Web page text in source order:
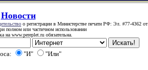
Новости
о регистрации в Министерстве печати РФ: Эл. #77-4362 от
полном или частичном использовании
на www.pereplet.ru обязательна.
"И" "Или"